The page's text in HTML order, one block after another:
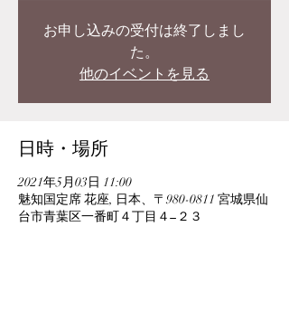
お申し込みの受付は終了しまし
た。
他のイベントを見る
日時・場所
2021年5月03日 11:00
魅知国定席 花座, 日本、〒980-0811 宮城県仙
台市青葉区一番町４丁目４−２３